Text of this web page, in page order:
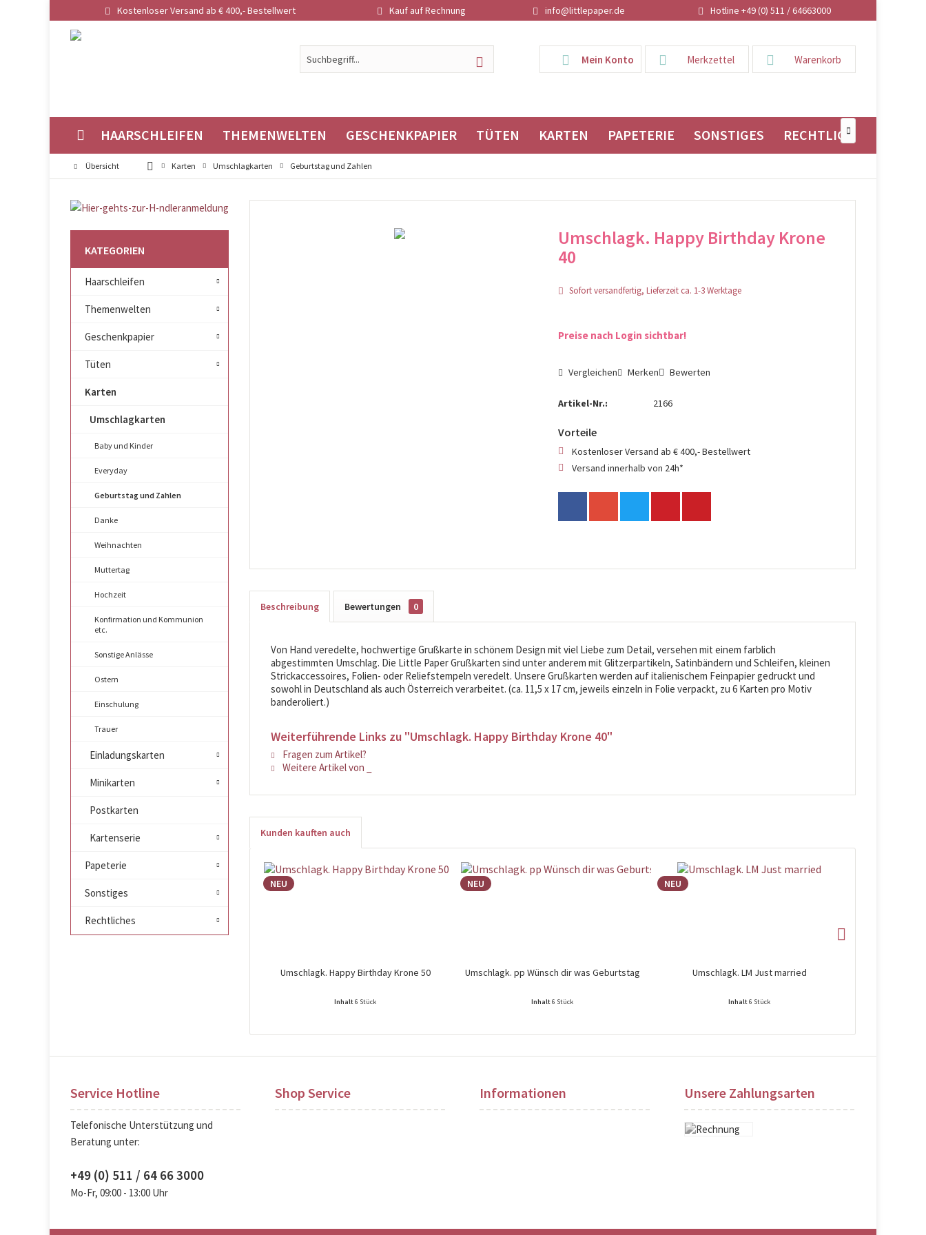
Kostenloser Versand ab € 400,- Bestellwert Kauf auf Rechnung info@littlepaper.de Hotline +49 (0) 511 / 64663000
Warenkorb
Merkzettel
Mein Konto
HAARSCHLEIFEN THEMENWELTEN GESCHENKPAPIER TÜTEN KARTEN PAPETERIE SONSTIGES RECHTLICHES

Übersicht Karten Umschlagkarten Geburtstag und Zahlen
KATEGORIEN
Haarschleifen
Themenwelten
Geschenkpapier
Tüten
Karten
Umschlagkarten
Baby und Kinder
Everyday
Geburtstag und Zahlen
Danke
Weihnachten
Muttertag
Hochzeit
Konfirmation und Kommunion
etc.
Sonstige Anlässe
Ostern
Einschulung
Trauer
Einladungskarten
Minikarten
Postkarten
Kartenserie
Papeterie
Sonstiges
Rechtliches
Umschlagk. Happy Birthday Krone
40
Sofort versandfertig, Lieferzeit ca. 1-3 Werktage
Preise nach Login sichtbar!
Vergleichen Merken Bewerten
Artikel-Nr.: 2166
Vorteile
Kostenloser Versand ab € 400,- Bestellwert
Versand innerhalb von 24h*
Beschreibung Bewertungen 0
Von Hand veredelte, hochwertige Grußkarte in schönem Design mit viel Liebe zum Detail, versehen mit einem farblich
abgestimmten Umschlag. Die Little Paper Grußkarten sind unter anderem mit Glitzerpartikeln, Satinbändern und Schleifen, kleinen
Strickaccessoires, Folien- oder Reliefstempeln veredelt. Unsere Grußkarten werden auf italienischem Feinpapier gedruckt und
sowohl in Deutschland als auch Österreich verarbeitet. (ca. 11,5 x 17 cm, jeweils einzeln in Folie verpackt, zu 6 Karten pro Motiv
banderoliert.)
Weiterführende Links zu "Umschlagk. Happy Birthday Krone 40"
Fragen zum Artikel?
Weitere Artikel von _
Kunden kauften auch
NEU
Umschlagk. Happy Birthday Krone 50
Inhalt6 Stück
Preise nach Login sichtbar!
NEU
Umschlagk. pp Wünsch dir was Geburtstag
Inhalt6 Stück
Preise nach Login sichtbar!
NEU
Umschlagk. LM Just married
Inhalt6 Stück
Preise nach Login sichtbar!
Service Hotline
Telefonische Unterstützung und
Beratung unter:
+49 (0) 511 / 64 66 3000
Mo-Fr, 09:00 - 13:00 Uhr
Shop Service Informationen Unsere Zahlungsarten